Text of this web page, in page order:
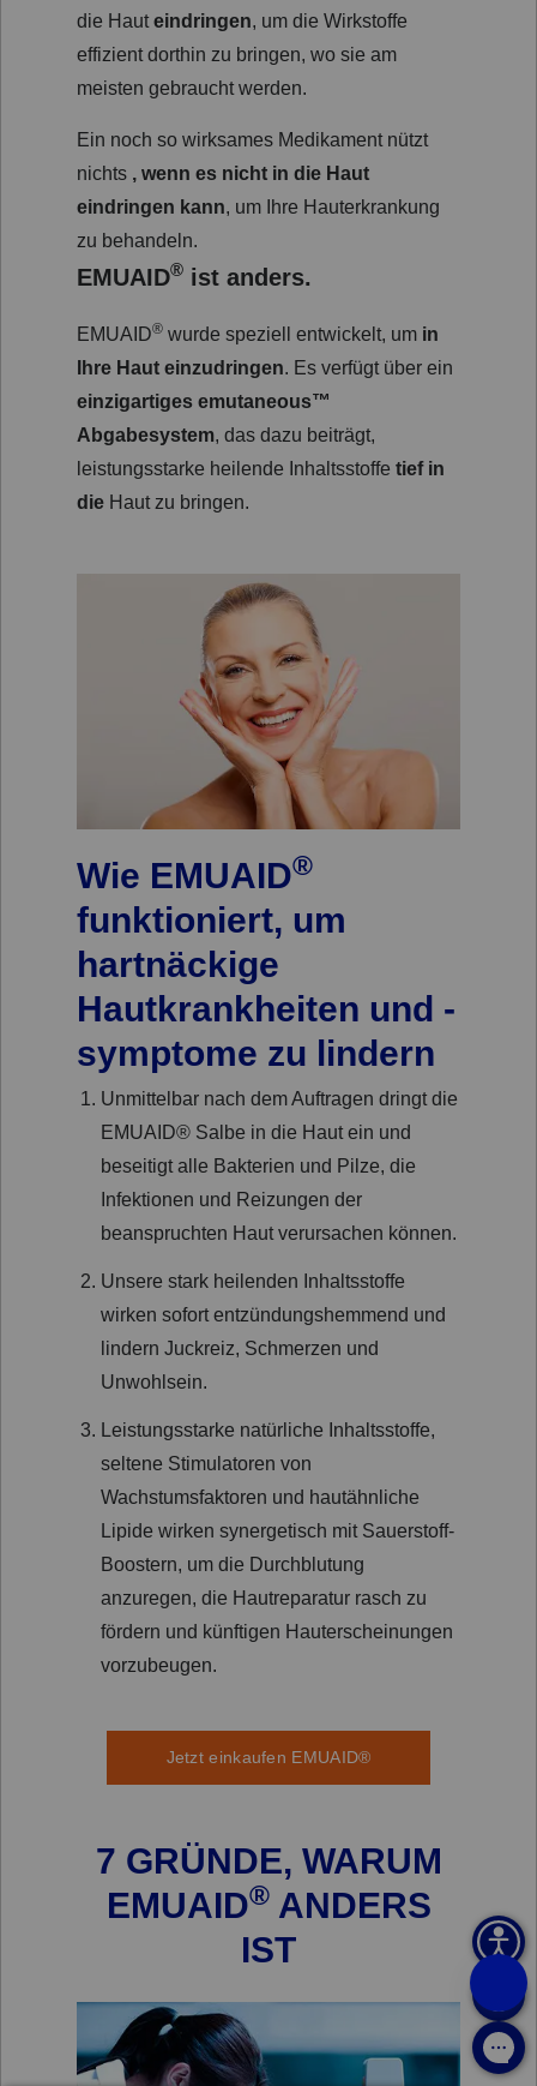
die Haut eindringen, um die Wirkstoffe
effizient dorthin zu bringen, wo sie am
meisten gebraucht werden.
Ein noch so wirksames Medikament nützt
nichts , wenn es nicht in die Haut
eindringen kann, um Ihre Hauterkrankung
zu behandeln.
EMUAID® ist anders.
EMUAID® wurde speziell entwickelt, um in
Ihre Haut einzudringen. Es verfügt über ein
einzigartiges emutaneous™
Abgabesystem, das dazu beiträgt,
leistungsstarke heilende Inhaltsstoffe tief in
die Haut zu bringen.
Wie EMUAID®
funktioniert, um
hartnäckige
Hautkrankheiten und -
symptome zu lindern
Unmittelbar nach dem Auftragen dringt die
EMUAID® Salbe in die Haut ein und
beseitigt alle Bakterien und Pilze, die
Infektionen und Reizungen der
beanspruchten Haut verursachen können.
Unsere stark heilenden Inhaltsstoffe
wirken sofort entzündungshemmend und
lindern Juckreiz, Schmerzen und
Unwohlsein.
Leistungsstarke natürliche Inhaltsstoffe,
seltene Stimulatoren von
Wachstumsfaktoren und hautähnliche
Lipide wirken synergetisch mit Sauerstoff-
Boostern, um die Durchblutung
anzuregen, die Hautreparatur rasch zu
fördern und künftigen Hauterscheinungen
vorzubeugen.
Jetzt einkaufen EMUAID®
7 GRÜNDE, WARUM
EMUAID®ANDERS
IST